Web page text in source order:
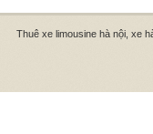
Thuê xe limousine hà nội, xe